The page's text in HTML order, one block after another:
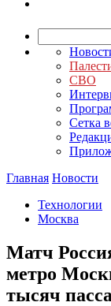
СВО
Сетка
Главная Новости
Технологии
Москва
Матч
метро
тысяч